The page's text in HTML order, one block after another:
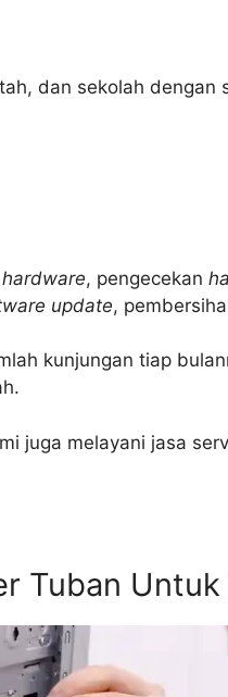
dan sekolah
, pengecekan
update,
kunjungan tiap
juga melayani jasa
Tuban